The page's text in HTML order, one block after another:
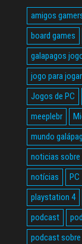
amigos
board games
galapagos
jogo para
Jogos de PC
meeplebr
mundo
noticias sobre
notícias
PC
playstation 4
podcast
podcast